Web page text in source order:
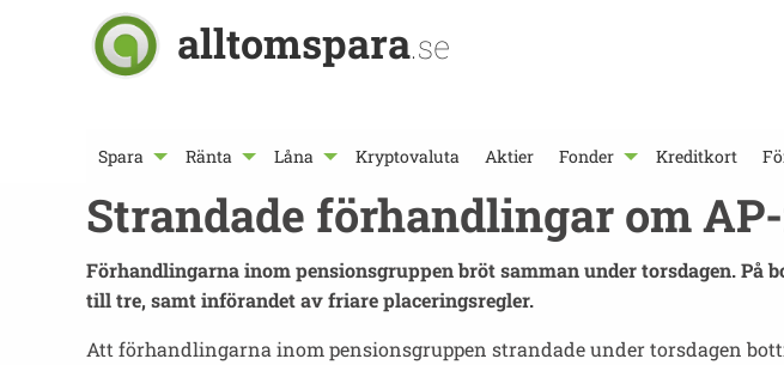
alltomspara.se
Spara Ränta Låna Kryptovaluta Aktier Fonder Kreditkort
Strandade förhandlingar om
Förhandlingarna inom pensionsgruppen bröt samman under torsdagen.
till tre, samt införandet av friare placeringsregler.
Att förhandlingarna inom pensionsgruppen strandade under torsdagen